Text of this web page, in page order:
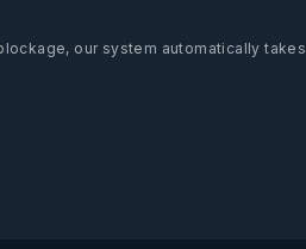
our system automatically takes